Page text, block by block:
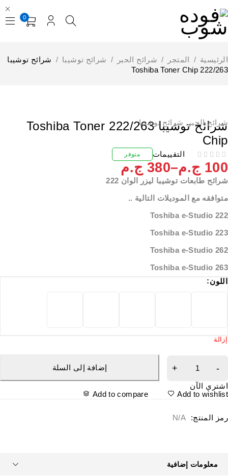
0
المتجر شرائح الحبر شرائح توشيبا
شرائح توشيبا
222/263 Toshiba Toner
الحبر, شرائح توشيبا
شرائح توشيبا 222/263 Toshiba Toner
التقييمات متوفر
ج.م–
380 ج.م
طابعات توشيبا ليزر الوان 222
مع الموديلات التالية ..
Toshiba e-Studio
Toshiba e-Studio
Toshiba e-Studio
Toshiba e-Studio
إضافة إلى السلة
الآن
Add to
Add to compare
المنتج: N/A
معلومات إضافية